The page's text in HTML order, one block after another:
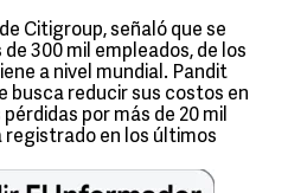
Citigroup, señaló que se
300 mil empleados, de los
a nivel mundial. Pandit
busca reducir sus costos en
por más de 20 mil
registrado en los últimos